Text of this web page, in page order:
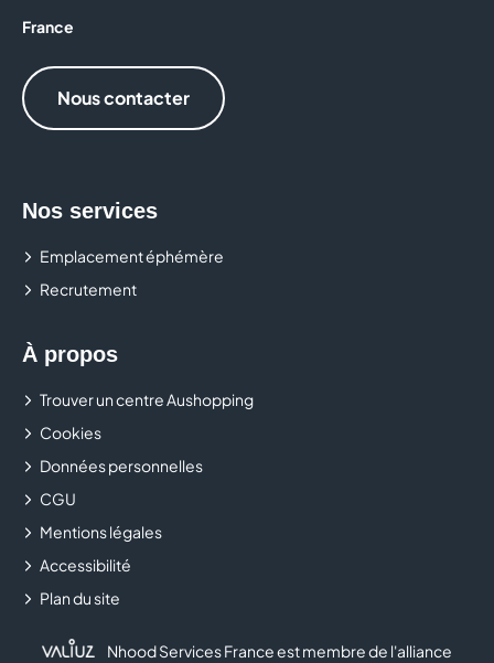
TAPE À L'OEIL
France
Nous contacter
Nos services
Emplacement éphémère
Recrutement
À propos
Trouver un centre Aushopping
Cookies
Données personnelles
CGU
Mentions légales
Accessibilité
Plan du site
Nhood Services France est membre de l'alliance